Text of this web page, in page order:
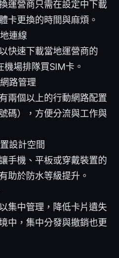
運營商只需在設定中下載
卡更換的時間與麻煩。
連線
快速下載當地運營商的
場排隊買SIM卡。
路管理
兩個以上的行動網路配置
碼），方便分流與工作與
設計空間
手機、平板或穿戴裝置的
助於防水等級提升。
集中管理，降低卡片遺失
中，集中分發與撤銷也更